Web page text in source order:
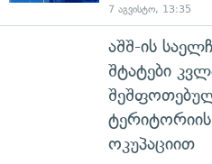
7 აგვისტო, 13:35
აშშ-ის
შტატები
ოკუპაციით